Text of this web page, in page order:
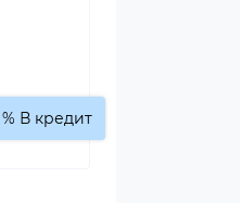
% В кредит